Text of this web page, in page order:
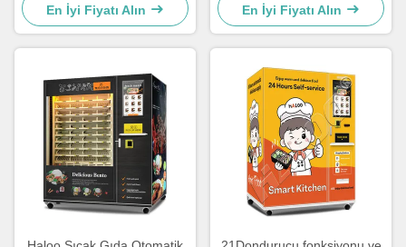
ile sıcak gıda satış makinesi
için
En İyi Fiyatı Alın
kendine hizmet eden fast
food öğle yemeği kutusu
satış makinesi
En İyi Fiyatı Alın